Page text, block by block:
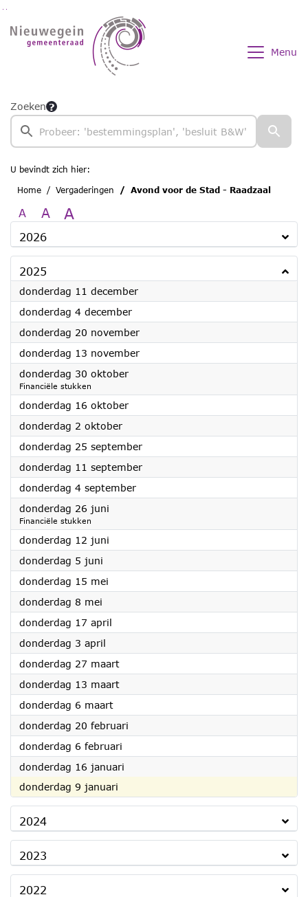
Ga naar de inhoud van deze pagina
Menu
Zoeken
U bevindt zich hier:
Home
Vergaderingen Avond voor de Stad - Raadzaal
A A A
2026
2025
donderdag 11 december2025
donderdag 4 december2025
donderdag 20 november2025
donderdag 13 november2025
donderdag 30 oktober2025
Financiële stukken
donderdag 16 oktober2025
donderdag 2 oktober2025
donderdag 25 september2025
donderdag 11 september2025
donderdag 4 september2025
donderdag 26 juni
Financiële stukken
donderdag 12 juni
donderdag 5 juni
donderdag 15 mei
donderdag 8 mei
donderdag 17 april
donderdag 3 april
donderdag 27 maart2025
donderdag 13 maart2025
donderdag 6 maart2025
donderdag 20 februari
donderdag 6 februari
donderdag 16 januari
donderdag 9 januari
2024
2023
2022